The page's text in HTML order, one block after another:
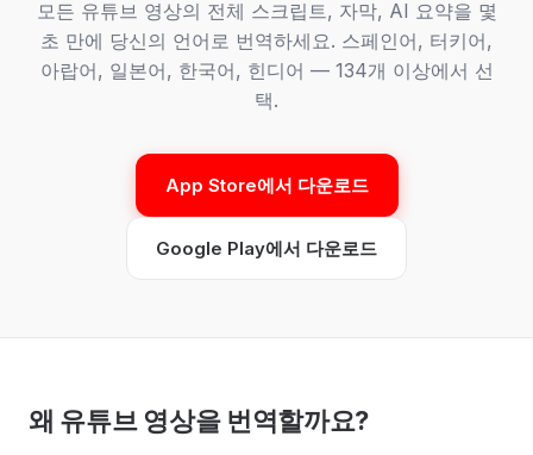
모든 유튜브 영상의 전체 스크립트, 자막, AI 요약을 몇
초 만에 당신의 언어로 번역하세요. 스페인어, 터키어,
아랍어, 일본어, 한국어, 힌디어 — 134개 이상에서 선
택.
App Store에서 다운로드
Google Play에서 다운로드
왜 유튜브 영상을 번역할까요?